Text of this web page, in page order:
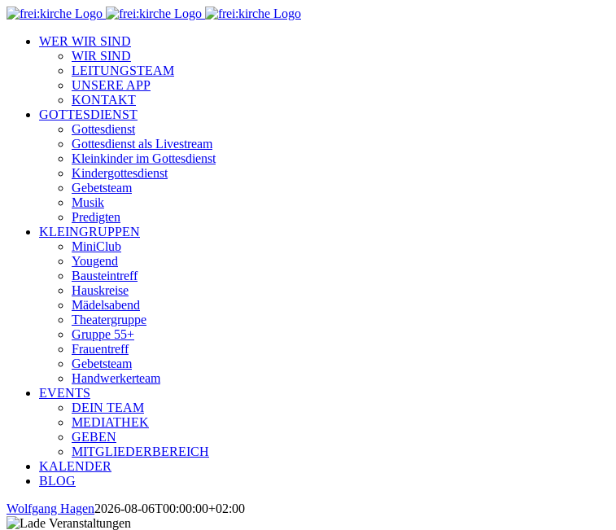
Zum
springenWER WIR SIND
WIR SIND
LEITUNGSTEAM
UNSERE APP
KONTAKT
GOTTESDIENST
Gottesdienst
Gottesdienst als Livestream
Kleinkinder im Gottesdienst
Kindergottesdienst
Gebetsteam
Musik
Predigten
KLEINGRUPPEN
MiniClub
Yougend
Bausteintreff
Hauskreise
Mädelsabend
Theatergruppe
Gruppe 55+
Frauentreff
Gebetsteam
Handwerkerteam
EVENTS
DEIN TEAM
MEDIATHEK
GEBEN
MITGLIEDERBEREICH
KALENDER
BLOG
Wolfgang Hagen2026-08-06T00:00:00+02:00